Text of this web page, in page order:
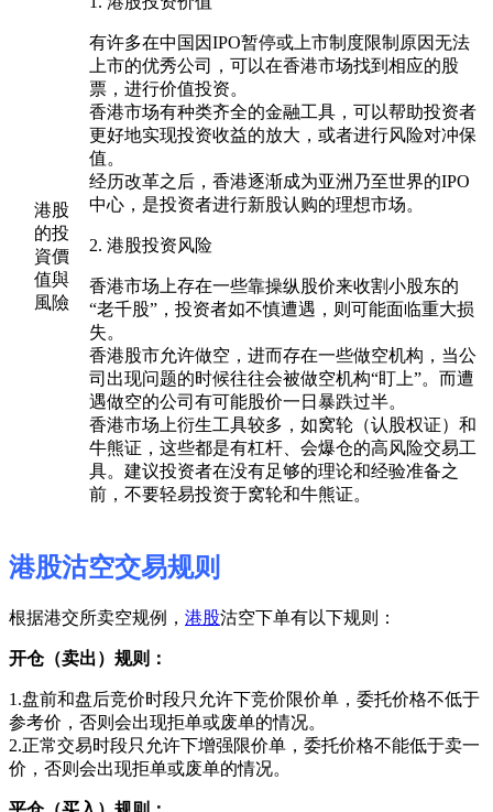
港股
的投
資價
值與
風險
有许多在中国因IPO暂停或上市制度限制原因无法
上市的优秀公司，可以在香港市场找到相应的股
票，进行价值投资。
香港市场有种类齐全的金融工具，可以帮助投资者
更好地实现投资收益的放大，或者进行风险对冲保
值。
经历改革之后，香港逐渐成为亚洲乃至世界的IPO
中心，是投资者进行新股认购的理想市场。
2. 港股投资风险
香港市场上存在一些靠操纵股价来收割小股东的
“老千股”，投资者如不慎遭遇，则可能面临重大损
失。
香港股市允许做空，进而存在一些做空机构，当公
司出现问题的时候往往会被做空机构“盯上”。而遭
遇做空的公司有可能股价一日暴跌过半。
香港市场上衍生工具较多，如窝轮（认股权证）和
牛熊证，这些都是有杠杆、会爆仓的高风险交易工
具。建议投资者在没有足够的理论和经验准备之
前，不要轻易投资于窝轮和牛熊证。
港股沽空交易规则
根据港交所卖空规例， 港股沽空下单有以下规则：
开仓（卖出）规则：
1.盘前和盘后竞价时段只允许下竞价限价单，委托价格不低于
参考价，否则会出现拒单或废单的情况。
2.正常交易时段只允许下增强限价单，委托价格不能低于卖一
价，否则会出现拒单或废单的情况。